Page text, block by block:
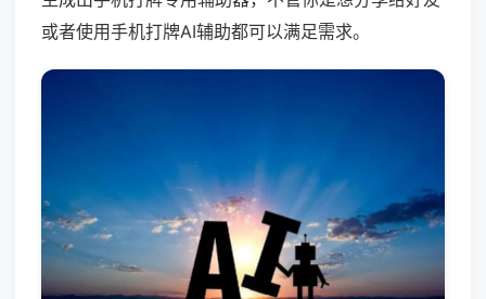
或者使用手机打牌AI辅助都可以满足需求。